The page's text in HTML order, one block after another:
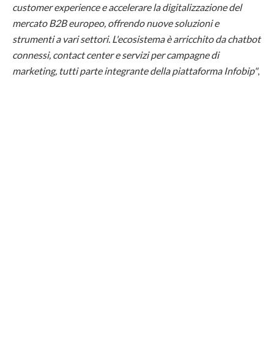
customer experience e accelerare la digitalizzazione del
mercato B2B europeo, offrendo nuove soluzioni e
strumenti a vari settori. L'ecosistema è arricchito da chatbot
connessi, contact center e servizi per campagne di
marketing, tutti parte integrante della piattaforma Infobip",